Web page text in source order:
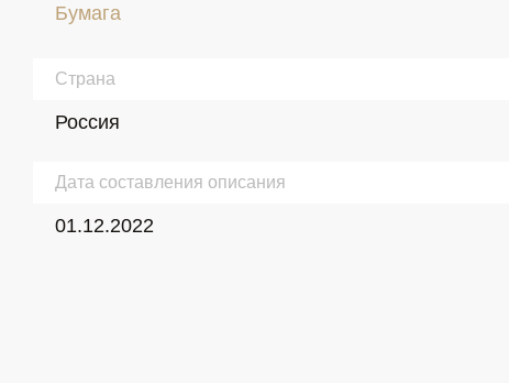
Бумага
Страна
Россия
Дата составления описания
01.12.2022